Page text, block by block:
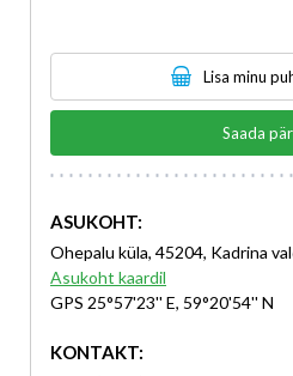
Lisa minu
Saada
ASUKOHT:
Ohepalu küla, 45204, Kadrina
Asukoht kaardil
GPS 25°57'23'' E, 59°20'54'' N
KONTAKT: